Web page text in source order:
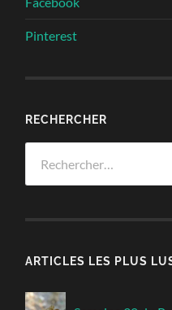
Pinterest
RECHERCHER
ARTICLES LES PLUS